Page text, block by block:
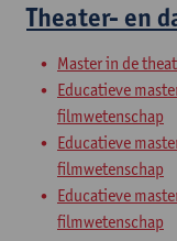
Theater- en
Master in de
Educatieve
filmwetenschap
Educatieve
filmwetenschap
Educatieve
filmwetenschap